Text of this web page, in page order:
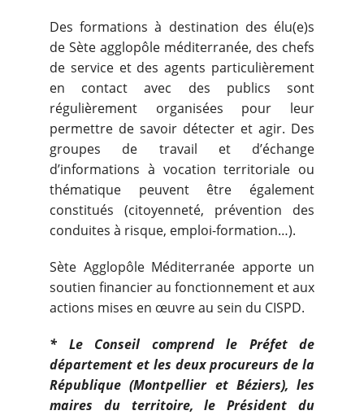
Des formations à destination des élu(e)s
de Sète agglopôle méditerranée, des chefs
de service et des agents particulièrement
en contact avec des publics sont
régulièrement organisées pour leur
permettre de savoir détecter et agir. Des
groupes de travail et d’échange
d’informations à vocation territoriale ou
thématique peuvent être également
constitués (citoyenneté, prévention des
conduites à risque, emploi-formation…).
Sète Agglopôle Méditerranée apporte un
soutien financier au fonctionnement et aux
actions mises en œuvre au sein du CISPD.
* Le Conseil comprend le Préfet de
département et les deux procureurs de la
République (Montpellier et Béziers), les
maires du territoire, le Président du